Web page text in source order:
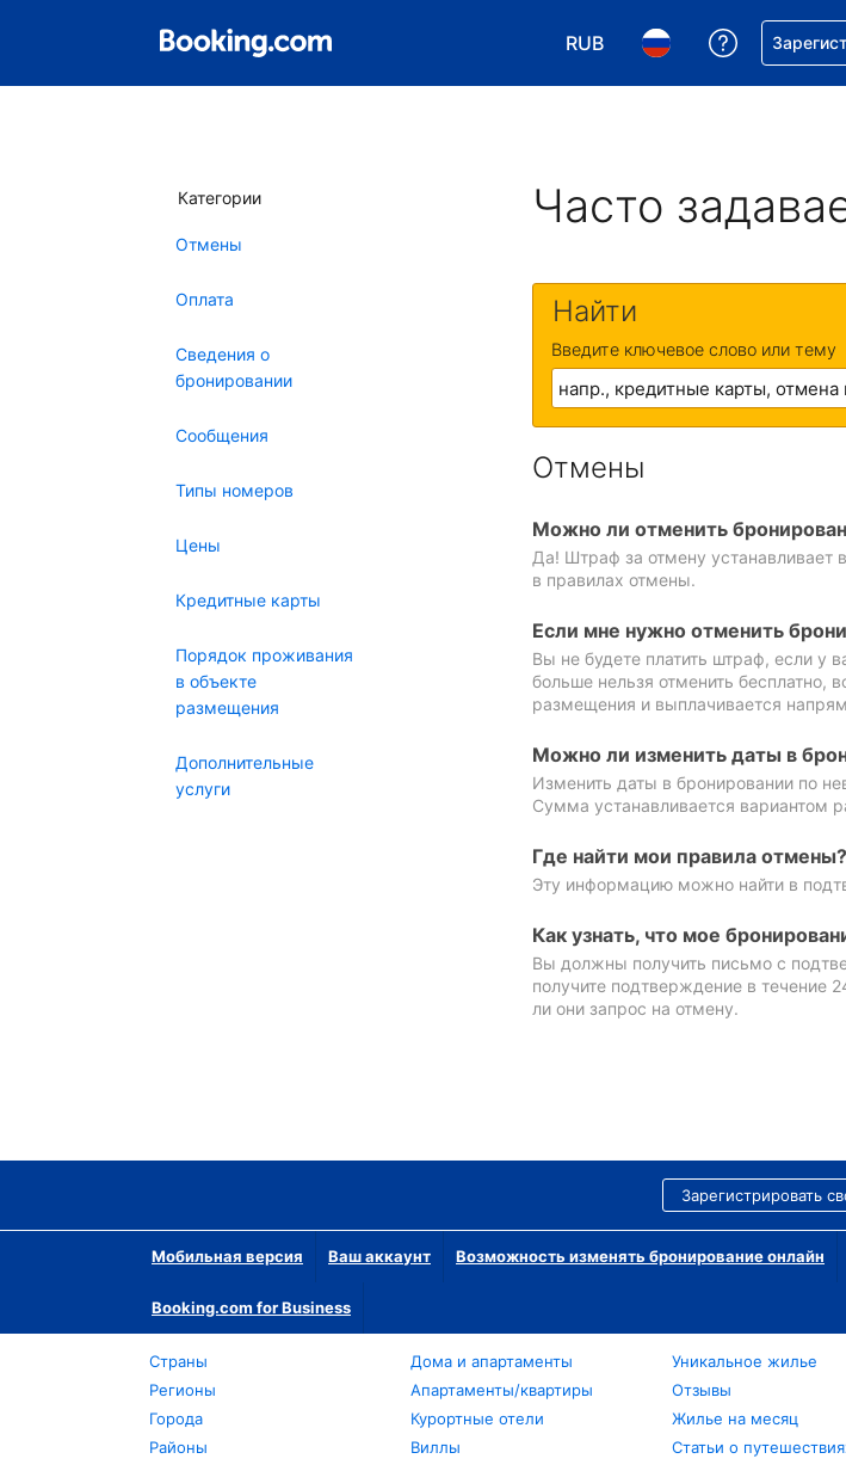
RUB
Выберите валюту. Текущая
Выберите язык.
Получите
Категории
Отмены
Оплата
Сведения о
бронировании
Сообщения
Типы номеров
Цены
Кредитные карты
Порядок проживания
в объекте
размещения
Дополнительные
услуги
Часто
Найти
Введите ключевое слово или тему
Отмены
Можно ли отменить
Да! Штраф за отмену устанавливает
в правилах отмены.
Если мне нужно отменить
Вы не будете платить штраф, если у
больше нельзя отменить бесплатно,
размещения и выплачивается
Можно ли изменить даты в
Изменить даты в бронировании по
Сумма устанавливается вариантом
Где найти мои правила отмены?
Эту информацию можно найти в
Как узнать, что мое
Вы должны получить письмо с
получите подтверждение в течение
ли они запрос на отмену.
Зарегистрировать
Мобильная версия Ваш аккаунт Возможность изменять бронирование онлайн
Booking.com for Business
Страны
Регионы
Города
Районы
Дома и апартаменты
Апартаменты/квартиры
Курортные отели
Виллы
Уникальное жилье
Отзывы
Жилье на месяц
Статьи о